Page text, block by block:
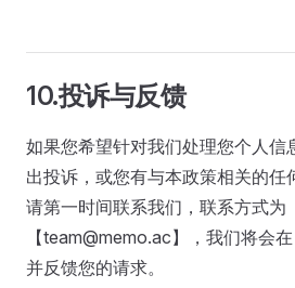
10.投诉与反馈
如果您希望针对我们处理您个人信
出投诉，或您有与本政策相关的任
请第一时间联系我们，联系方式为
【team@memo.ac】，我们将会
并反馈您的请求。